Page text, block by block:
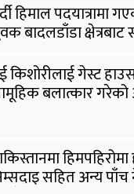
हिमाल पदयात्रामा
बादलडाँडा क्षेत्रबाट
किशोरीलाई गेस्ट
बलात्कार
सहित अन्य पाँच